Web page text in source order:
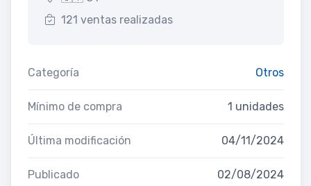
121 ventas realizadas
Categoría Otros
Mínimo de compra 1 unidades
Última modificación 04/11/2024
Publicado 02/08/2024